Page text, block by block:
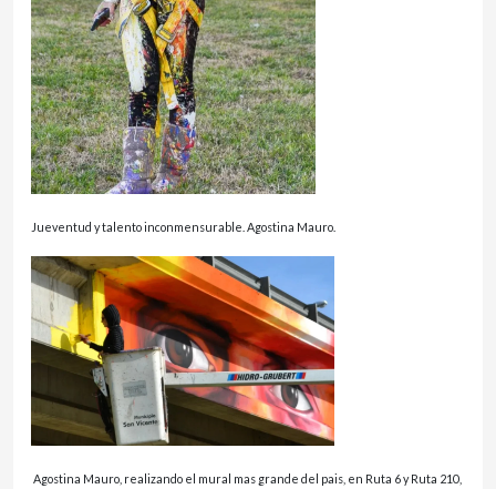
Jueventud y talento inconmensurable. Agostina Mauro.
Agostina Mauro, realizando el mural mas grande del pais, en Ruta 6 y Ruta 210,